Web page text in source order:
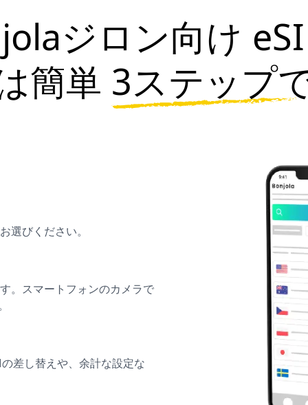
ジロン向け
簡単 3ステップ
選びください。
。スマートフォンのカメラで
差し替えや、余計な設定な